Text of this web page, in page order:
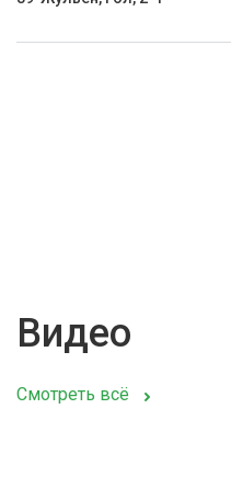
Видео
Смотреть всё